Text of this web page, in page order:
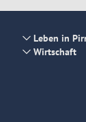
Leben in
Wirtschaft